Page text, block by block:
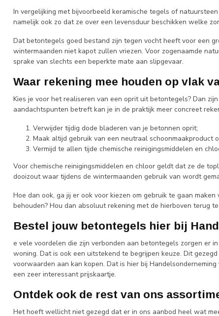
In vergelijking met bijvoorbeeld keramische tegels of
namelijk ook zo dat ze over een levensduur beschikken welke
Dat betontegels goed bestand zijn tegen vocht heeft voor een
wintermaanden niet kapot zullen vriezen. Voor zogenaamde
sprake van slechts een beperkte mate aan slipgevaar.
Waar rekening mee houden op vlak
Kies je voor het realiseren van een oprit uit betontegels? Dan
aandachtspunten betreft kan je in de praktijk meer concreet
Verwijder tijdig dode bladeren van je betonnen oprit;
Maak altijd gebruik van een neutraal schoonmaakproduct
Vermijd te allen tijde chemische reinigingsmiddelen en
Voor chemische reinigingsmiddelen en chloor geldt dat ze de
dooizout waar tijdens de wintermaanden gebruik van wordt
Hoe dan ook, ga jij er ook voor kiezen om gebruik te gaan
behouden? Hou dan absoluut rekening met de hierboven terug
Bestel jouw betontegels hier bij
e vele voordelen die zijn verbonden aan betontegels zorgen er
woning. Dat is ook een uitstekend te begrijpen keuze. Dit
voorwaarden aan kan kopen. Dat is hier bij
een zeer interessant prijskaartje.
Ontdek ook de rest van ons
Het hoeft wellicht niet gezegd dat er in ons aanbod heel wat